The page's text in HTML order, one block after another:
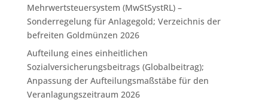
Mehrwertsteuersystem (MwStSystRL) –
Sonderregelung für Anlagegold; Verzeichnis der
befreiten Goldmünzen 2026
Aufteilung eines einheitlichen
Sozialversicherungsbeitrags (Globalbeitrag);
Anpassung der Aufteilungsmaßstäbe für den
Veranlagungszeitraum 2026